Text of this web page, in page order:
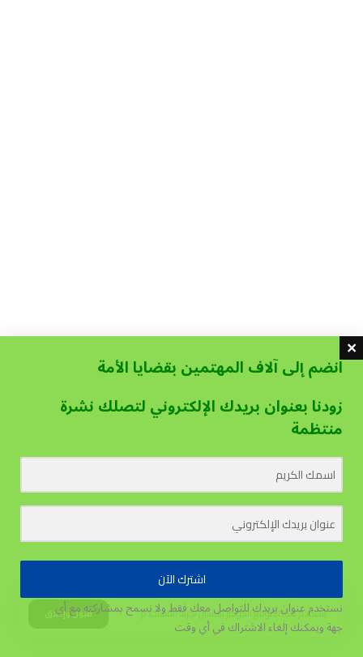
يستخدم هذا الموقع الكوكيز لتحسين تجربة المستخدم. قبول وإغلاق
انضم إلى آلاف المهتمين بقضايا الأمة
زودنا بعنوان بريدك الإلكتروني لتصلك نشرة
منتظمة
اشترك الآن
نستخدم عنوان بريدك للتواصل معك فقط ولا نسمح بمشاركته مع أي
جهةويمكنك إلغاء الاشتراك في أي وقت